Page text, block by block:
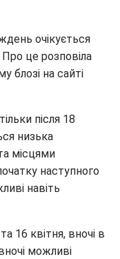
очікується
це розповіла
блозі на сайті
після 18
низька
місцями
наступного
навіть
16 квітня, вночі в
можливі